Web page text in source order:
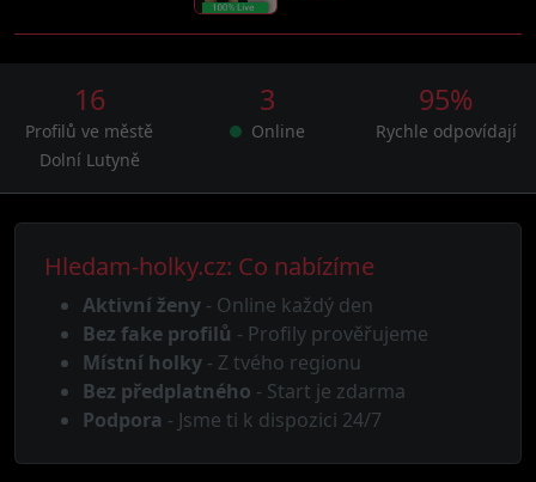
16
Profilů ve městě
Dolní Lutyně
3
Online
95%
Rychle odpovídají
Hledam-holky.cz: Co nabízíme
Aktivní ženy - Online každý den
Bez fake profilů - Profily prověřujeme
Místní holky - Z tvého regionu
Bez předplatného - Start je zdarma
Podpora - Jsme ti k dispozici 24/7